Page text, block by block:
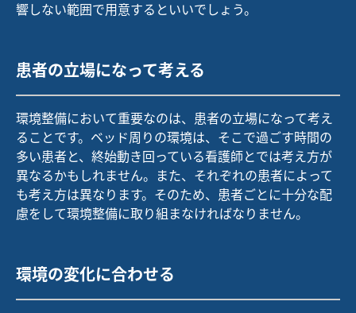
響しない範囲で用意するといいでしょう。
患者の立場になって考える
環境整備において重要なのは、患者の立場になって考え
ることです。ベッド周りの環境は、そこで過ごす時間の
多い患者と、終始動き回っている看護師とでは考え方が
異なるかもしれません。また、それぞれの患者によって
も考え方は異なります。そのため、患者ごとに十分な配
慮をして環境整備に取り組まなければなりません。
環境の変化に合わせる